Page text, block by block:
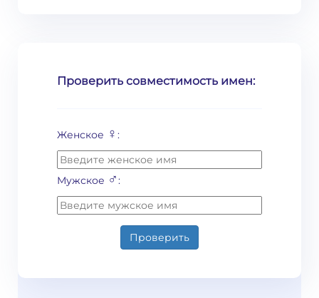
Проверить совместимость имен:
Женское ♀ :
Мужское ♂:
Проверить